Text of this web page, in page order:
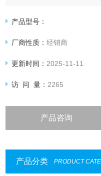
消耗的能量清洁的返回至电
产品型号：
厂商性质：经销商
更新时间：2025-11-11
访 问 量：2265
产品咨询
产品分类 PRODUCT